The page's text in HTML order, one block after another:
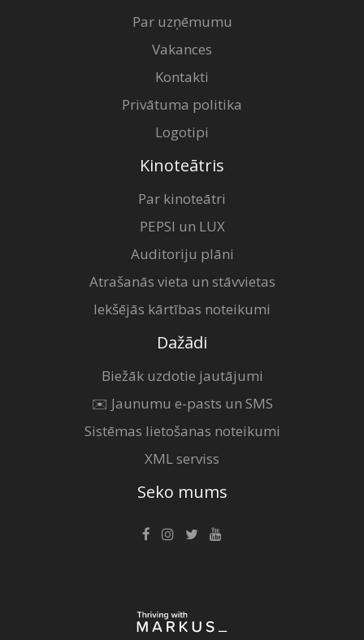
Par uzņēmumu
Vakances
Kontakti
Privātuma politika
Logotipi
Kinoteātris
Par kinoteātri
PEPSI un LUX
Auditoriju plāni
Atrašanās vieta un stāvvietas
Iekšējās kārtības noteikumi
Dažādi
Biežāk uzdotie jautājumi
✉️ Jaunumu e-pasts un SMS
Sistēmas lietošanas noteikumi
XML serviss
Seko mums